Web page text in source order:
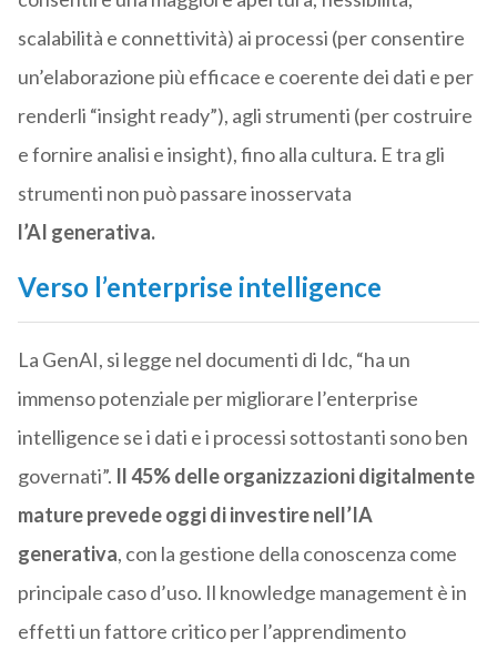
scalabilità e connettività) ai processi (per consentire
un’elaborazione più efficace e coerente dei dati e per
renderli “insight ready”), agli strumenti (per costruire
e fornire analisi e insight), fino alla cultura. E tra gli
strumenti non può passare inosservata
l’AI generativa.
Verso l’enterprise intelligence
La GenAI, si legge nel documenti di Idc, “ha un
immenso potenziale per migliorare l’enterprise
intelligence se i dati e i processi sottostanti sono ben
governati”. Il 45% delle organizzazioni digitalmente
mature prevede oggi di investire nell’IA
generativa, con la gestione della conoscenza come
principale caso d’uso. Il knowledge management è in
effetti un fattore critico per l’apprendimento